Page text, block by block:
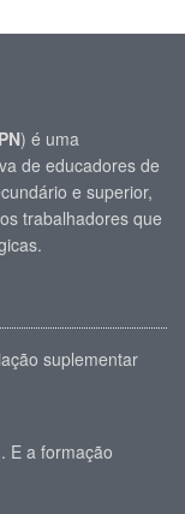
) é uma
de educadores de
e superior,
trabalhadores que
suplementar
E a formação